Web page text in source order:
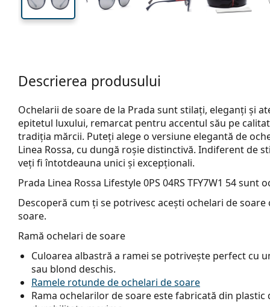
Descrierea produsului
Ochelarii de soare de la Prada sunt stilați, eleganți și
epitetul luxului, remarcat pentru accentul său pe
tradiția mărcii. Puteți alege o versiune elegantă de
Linea Rossa, cu dungă roșie distinctivă. Indiferent de
veți fi întotdeauna unici și excepționali.
Prada Linea Rossa Lifestyle 0PS 04RS TFY7W1 54sunt
Descoperă cum ți se potrivesc acești ochelari de
soare.
Ramă ochelari de soare
Culoarea albastră a ramei se potrivește perfect cu
sau blond deschis.
Ramele rotunde de ochelari de soare
Rama ochelarilor de soare este fabricată din